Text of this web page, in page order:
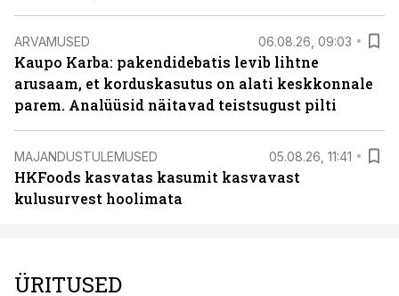
ARVAMUSED 06.08.26, 09:03
Kaupo Karba: pakendidebatis levib lihtne
arusaam, et korduskasutus on alati keskkonnale
parem. Analüüsid näitavad teistsugust pilti
MAJANDUSTULEMUSED 05.08.26, 11:41
HKFoods kasvatas kasumit kasvavast
kulusurvest hoolimata
ÜRITUSED